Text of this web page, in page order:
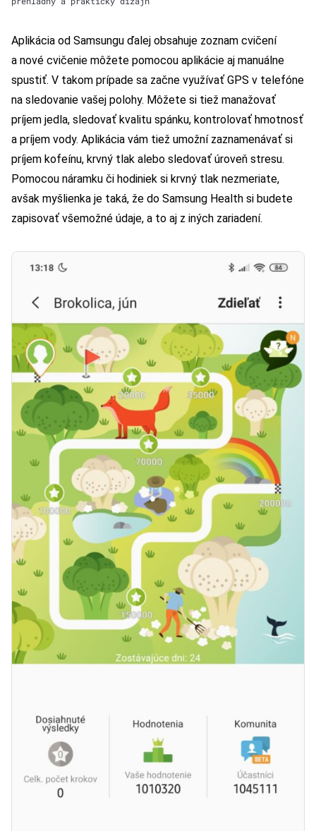
Aplikácia od Samsungu ďalej obsahuje zoznam cvičení
a nové cvičenie môžete pomocou aplikácie aj manuálne
spustiť. V takom prípade sa začne využívať GPS v telefóne
na sledovanie vašej polohy. Môžete si tiež manažovať
príjem jedla, sledovať kvalitu spánku, kontrolovať hmotnosť
a príjem vody. Aplikácia vám tiež umožní zaznamenávať si
príjem kofeínu, krvný tlak alebo sledovať úroveň stresu.
Pomocou náramku či hodiniek si krvný tlak nezmeriate,
avšak myšlienka je taká, že do Samsung Health si budete
zapisovať všemožné údaje, a to aj z iných zariadení.